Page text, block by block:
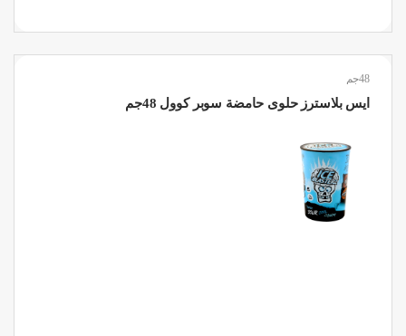
48جم
ايس بلاسترز حلوى حامضة سوبر كوول 48جم